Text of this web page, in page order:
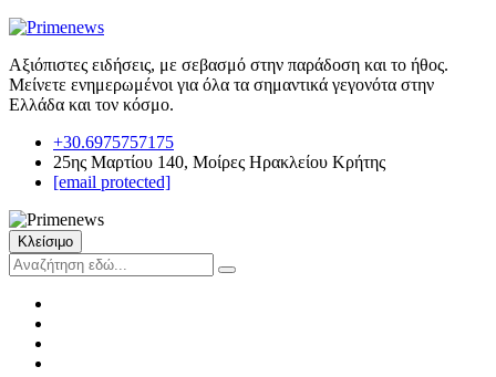
Αξιόπιστες ειδήσεις, με σεβασμό στην παράδοση και το ήθος.
Μείνετε ενημερωμένοι για όλα τα σημαντικά γεγονότα στην
Ελλάδα και τον κόσμο.
+30.6975757175
25ης Μαρτίου 140, Μοίρες Ηρακλείου Κρήτης
[email protected]
Κλείσιμο